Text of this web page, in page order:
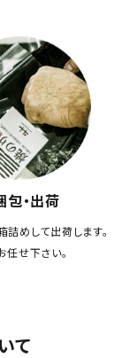
包・出荷
めして出荷します。
せ下さい。
て